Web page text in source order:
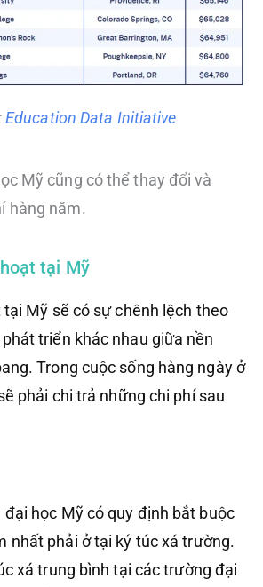
Education Data Initiative
Mỹ cũng có thể thay đổi và
hàng năm.
tại Mỹ
tại Mỹ sẽ có sự chênh lệch theo
triển khác nhau giữa nền
Trong cuộc sống hàng ngày ở
phải chi trả những chi phí sau
học Mỹ có quy định bắt buộc
nhất phải ở tại ký túc xá trường.
xá trung bình tại các trường đại